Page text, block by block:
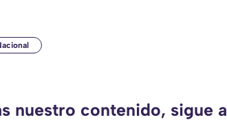
nuestro contenido, sigue